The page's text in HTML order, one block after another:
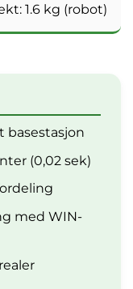
1.6 kg (robot)
basestasjon
(0,02 sek)
med WIN-